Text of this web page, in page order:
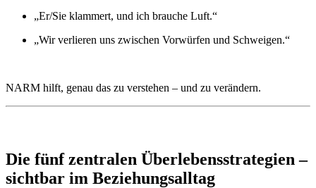
„Er/Sie klammert, und ich brauche Luft.“
„Wir verlieren uns zwischen Vorwürfen und Schweigen.“
NARM hilft, genau das zu verstehen – und zu verändern.
Die fünf zentralen Überlebensstrategien –
sichtbar im Beziehungsalltag